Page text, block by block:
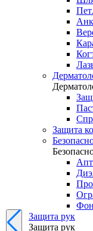
Защита
Защита рук
Защита рук